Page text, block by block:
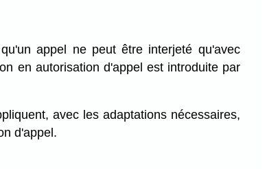
appel ne peut être interjeté qu'avec
en autorisation d'appel est introduite par
avec les adaptations nécessaires,
d'appel.